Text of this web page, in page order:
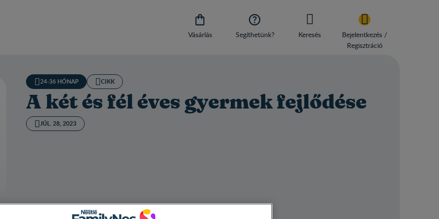

Vásárlás

Segíthetünk? Keresés
Bejelentkezés /
Regisztráció
24-36 HÓNAP CIKK
A két és fél éves gyermek fejlődése
JÚL. 28, 2023